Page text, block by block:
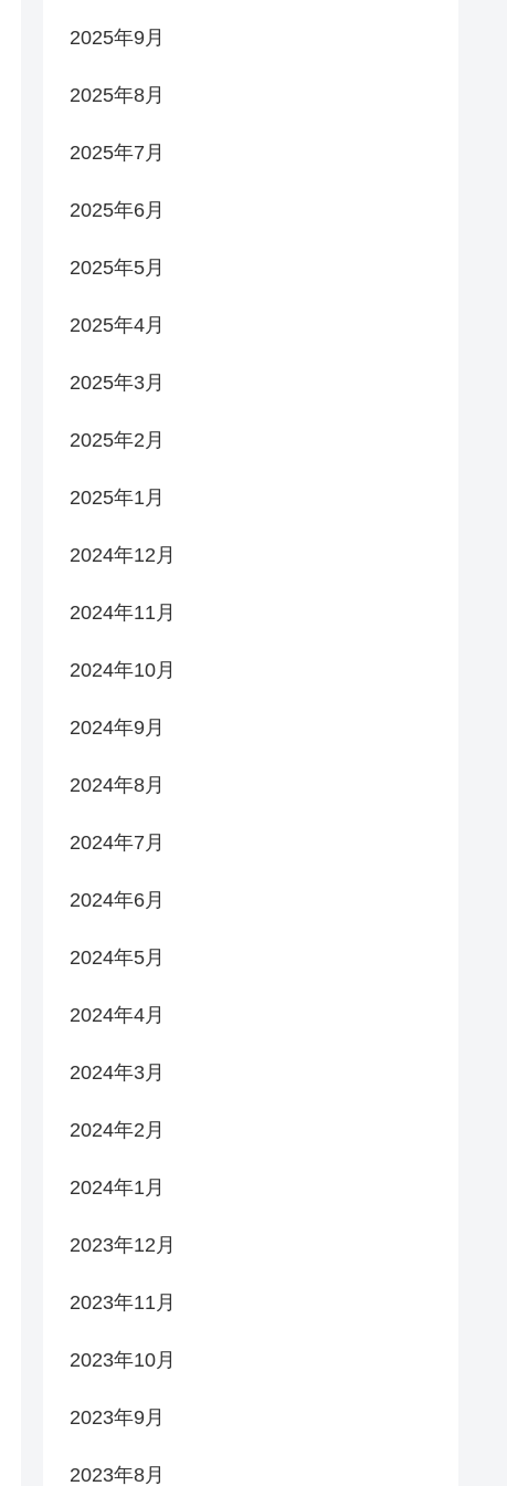
2025年9月
2025年8月
2025年7月
2025年6月
2025年5月
2025年4月
2025年3月
2025年2月
2025年1月
2024年12月
2024年11月
2024年10月
2024年9月
2024年8月
2024年7月
2024年6月
2024年5月
2024年4月
2024年3月
2024年2月
2024年1月
2023年12月
2023年11月
2023年10月
2023年9月
2023年8月